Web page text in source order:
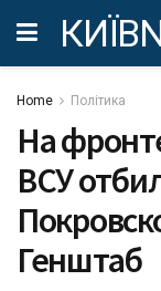
Home Політика
На
ВСУ
Генштаб